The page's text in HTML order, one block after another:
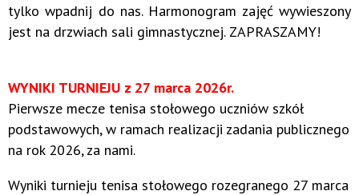
tylko wpadnij do nas. Harmonogram zajęć wywieszony
jest na drzwiach sali gimnastycznej. ZAPRASZAMY!
WYNIKI TURNIEJU z 27 marca 2026r.
Pierwsze mecze tenisa stołowego uczniów szkół
podstawowych, w ramach realizacji zadania publicznego
na rok 2026, za nami.
Wyniki turnieju tenisa stołowego rozegranego 27 marca